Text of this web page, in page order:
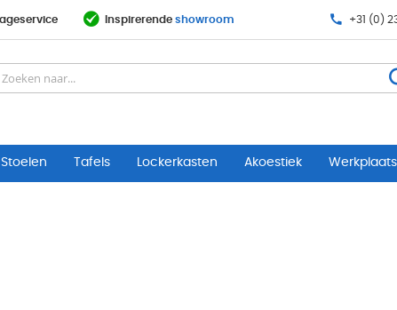
Inspirerende showroom +31 (0)
Stoelen Tafels Lockerkasten Akoestiek